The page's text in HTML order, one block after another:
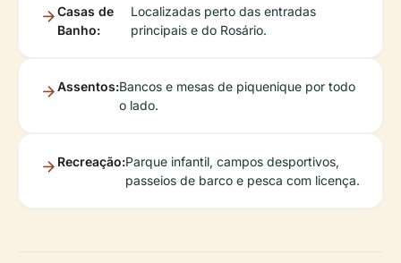
Casas de
Banho:
Localizadas perto das entradas
principais e do Rosário.
Assentos:Bancos e mesas de piquenique por todo
o lado.
Recreação:Parque infantil, campos desportivos,
passeios de barco e pesca com licença.